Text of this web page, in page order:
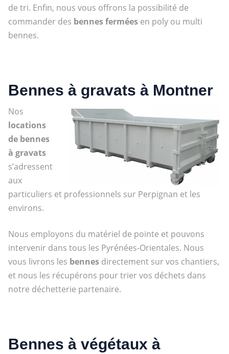
de tri. Enfin, nous vous offrons la possibilité de
commander des bennes ferméesen poly ou multi
bennes.
Bennes à gravats à Montner
Nos
locations
de bennes
à gravats
s’adressent
aux
particuliers et professionnels sur Perpignan et les
environs.
Nous employons du matériel de pointe et pouvons
intervenir dans tous les Pyrénées-Orientales. Nous
vous livrons les bennesdirectement sur vos chantiers,
et nous les récupérons pour trier vos déchets dans
notre déchetterie partenaire.
Bennes à végétaux à